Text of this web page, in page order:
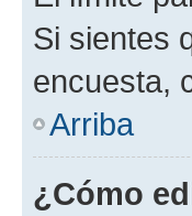
Si sientes
encuesta,
Arriba
¿Cómo